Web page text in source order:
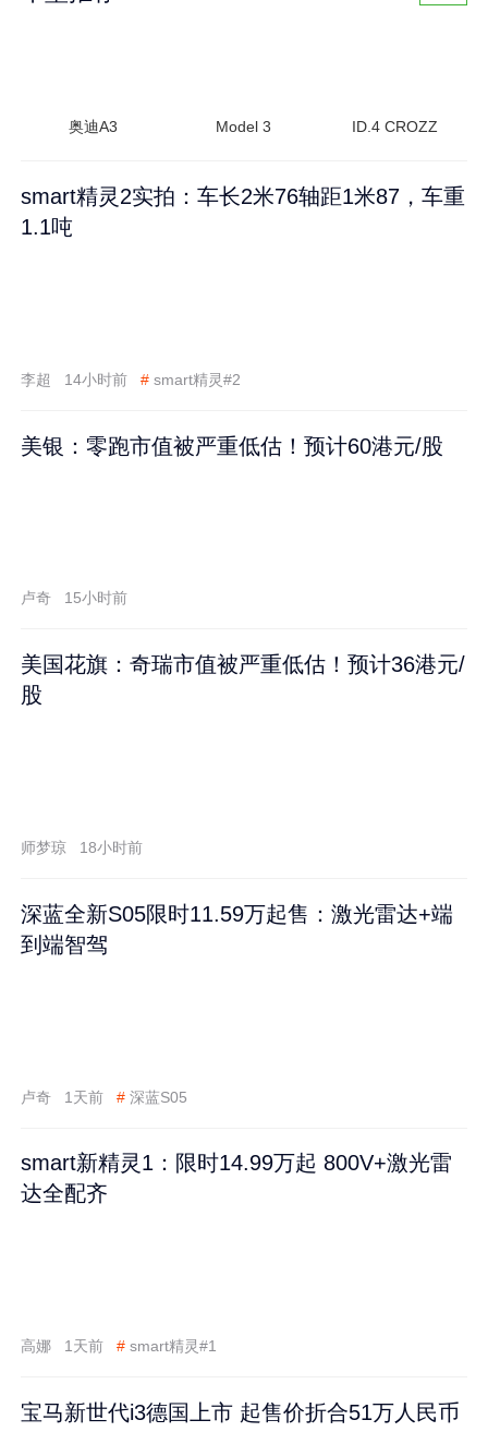
奥迪A3 Model 3 ID.4 CROZZ
smart精灵2实拍：车长2米76轴距1米87，车重
1.1吨
李超 14小时前 # smart精灵#2
美银：零跑市值被严重低估！预计60港元/股
卢奇 15小时前
美国花旗：奇瑞市值被严重低估！预计36港元/
股
师梦琼 18小时前
深蓝全新S05限时11.59万起售：激光雷达+端
到端智驾
卢奇 1天前 # 深蓝S05
smart新精灵1：限时14.99万起 800V+激光雷
达全配齐
高娜 1天前 # smart精灵#1
宝马新世代i3德国上市 起售价折合51万人民币